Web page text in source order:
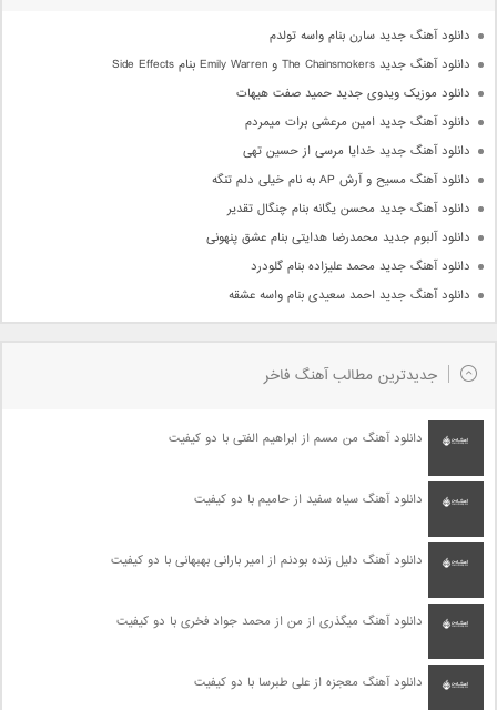
دانلود آهنگ جدید سارن بنام واسه تولدم
دانلود آهنگ جدید The Chainsmokers و Emily Warren بنام Side Effects
دانلود موزیک ویدوی جدید حمید صفت هیهات
دانلود آهنگ جدید امین مرعشی برات میمردم
دانلود آهنگ جدید خدایا مرسی از حسین تهی
دانلود آهنگ مسیح و آرش AP به نام خیلی دلم تنگه
دانلود آهنگ جدید محسن یگانه بنام چنگال تقدیر
دانلود آلبوم جدید محمدرضا هدایتی بنام عشق پنهونی
دانلود آهنگ جدید محمد علیزاده بنام گلودرد
دانلود آهنگ جدید احمد سعیدی بنام واسه عشقه
جدیدترین مطالب آهنگ فاخر
دانلود آهنگ من مسم از ابراهیم الفتی با دو کیفیت
دانلود آهنگ سیاه سفید از حامیم با دو کیفیت
دانلود آهنگ دلیل زنده بودنم از امیر بارانی بهبهانی با دو کیفیت
دانلود آهنگ میگذری از من از محمد جواد فخری با دو کیفیت
دانلود آهنگ معجزه از علی طبرسا با دو کیفیت